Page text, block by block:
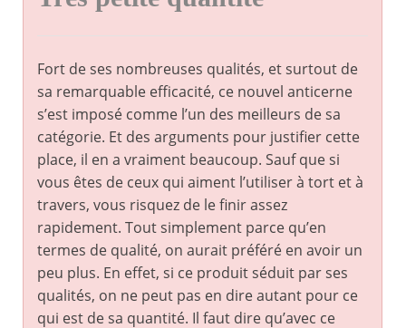
Fort de ses nombreuses qualités, et surtout de
sa remarquable efficacité, ce nouvel anticerne
s’est imposé comme l’un des meilleurs de sa
catégorie. Et des arguments pour justifier cette
place, il en a vraiment beaucoup. Sauf que si
vous êtes de ceux qui aiment l’utiliser à tort et à
travers, vous risquez de le finir assez
rapidement. Tout simplement parce qu’en
termes de qualité, on aurait préféré en avoir un
peu plus. En effet, si ce produit séduit par ses
qualités, on ne peut pas en dire autant pour ce
qui est de sa quantité. Il faut dire qu’avec ce